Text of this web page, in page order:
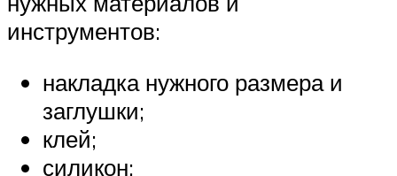
инструментов:
накладка нужного размера и
заглушки;
клей;
силикон;